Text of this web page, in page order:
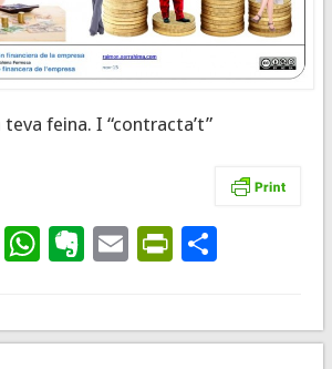
feina. I “contracta’t”
WhatsApp
Evernote
Email